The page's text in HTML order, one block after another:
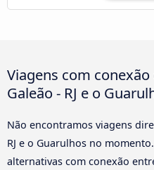
Viagens com
Galeão - RJ e o
Não encontramos viagens
RJ e o Guarulhos no
alternativas com conexão